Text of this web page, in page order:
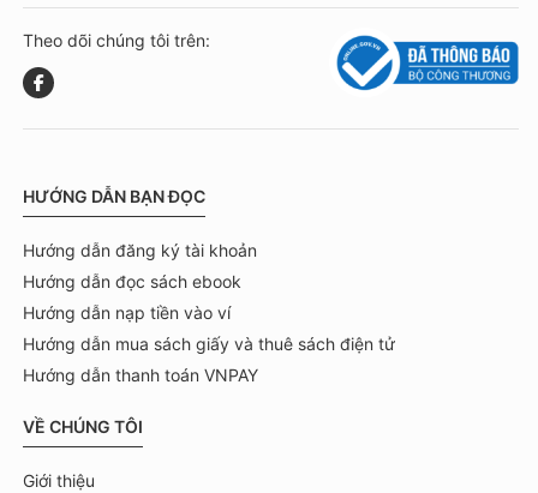
Theo dõi chúng tôi trên:
HƯỚNG DẪN BẠN ĐỌC
Hướng dẫn đăng ký tài khoản
Hướng dẫn đọc sách ebook
Hướng dẫn nạp tiền vào ví
Hướng dẫn mua sách giấy và thuê sách điện tử
Hướng dẫn thanh toán VNPAY
VỀ CHÚNG TÔI
Giới thiệu